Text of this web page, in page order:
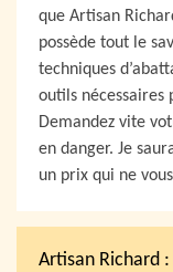
que Artisan
possède tout le
techniques
outils nécessaires
Demandez vite
en danger. Je
un prix qui ne
Artisan Richard :